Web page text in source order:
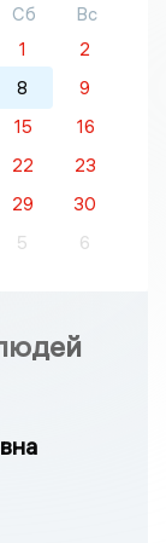
Сб
Вс
1
2
8
9
15
16
22
23
29
30
5 6